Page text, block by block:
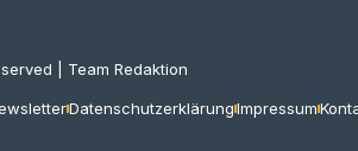
| Team Redaktion
DatenschutzerklärungImpressum